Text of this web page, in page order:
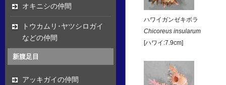
ハワイガンゼキボラ
Chicoreus insularum
[ハワイ:7.9cm]
オキニシの仲間
トウカムリ･ヤツシロガイ
などの仲間
新腹足目
アッキガイの仲間